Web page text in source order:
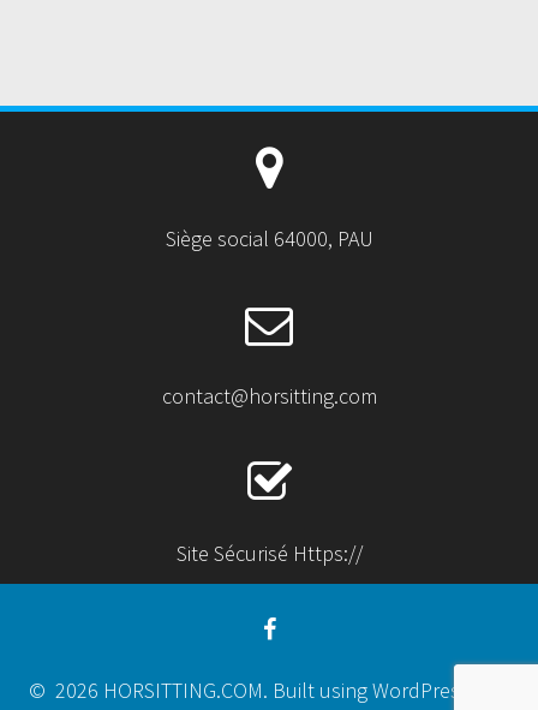
Siège social 64000, PAU
contact@horsitting.com
Site Sécurisé Https://
© 2026 HORSITTING.COM. Built using WordPress and